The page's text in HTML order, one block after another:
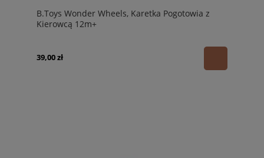
B.Toys Wonder Wheels, Karetka Pogotowia z
Kierowcą 12m+
39,00 zł